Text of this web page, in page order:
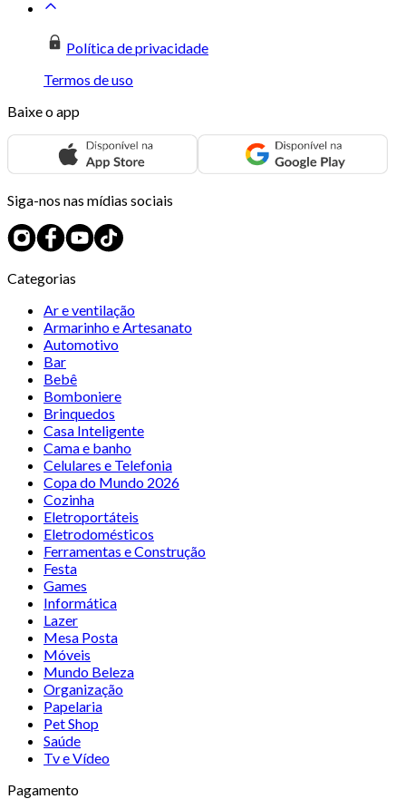
Política de privacidade
Termos de uso
Baixe o app
Siga-nos nas mídias sociais
Categorias
Ar e ventilação
Armarinho e Artesanato
Automotivo
Bar
Bebê
Bomboniere
Brinquedos
Casa Inteligente
Cama e banho
Celulares e Telefonia
Copa do Mundo 2026
Cozinha
Eletroportáteis
Eletrodomésticos
Ferramentas e Construção
Festa
Games
Informática
Lazer
Mesa Posta
Móveis
Mundo Beleza
Organização
Papelaria
Pet Shop
Saúde
Tv e Vídeo
Pagamento